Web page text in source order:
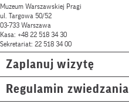
Muzeum Warszawskiej Pragi
ul. Targowa 50/52
03-733 Warszawa
Kasa: +48 22 518 34 30
Sekretariat: 22 518 34 00
Zaplanuj wizytę
Regulamin zwiedzania